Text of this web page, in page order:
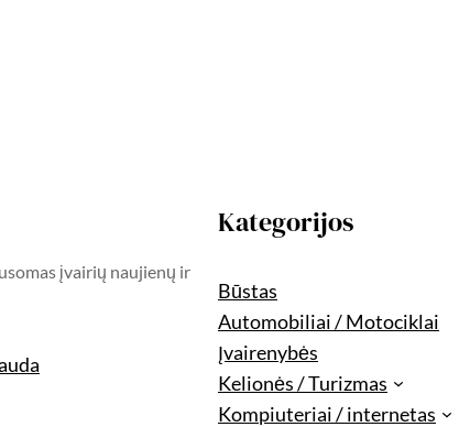
įvairių naujienų ir
Kategorijos
Būstas
Automobiliai / Motociklai
Įvairenybės
Kelionės / Turizmas
Kompiuteriai / internetas